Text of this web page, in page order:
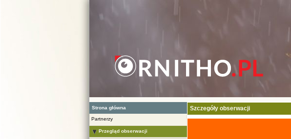
Strona główna
Partnerzy
Przegląd obserwacji
Szczegóły obserwacji